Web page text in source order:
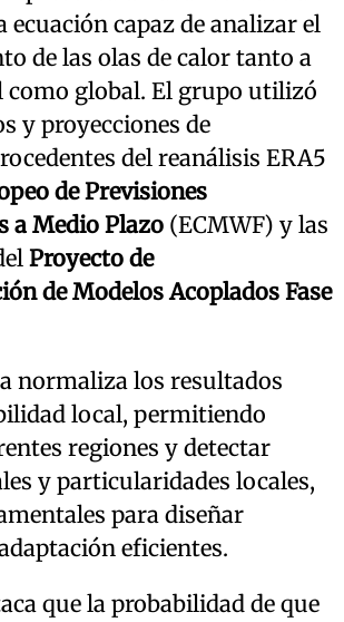
ecuación capaz de analizar el
de las olas de calor tanto a
como global. El grupo utilizó
y proyecciones de
del reanálisis ERA5
de Previsiones
a Medio Plazo (ECMWF) y las
Proyecto de
de Modelos Acoplados Fase
normaliza los resultados
local, permitiendo
regiones y detectar
y particularidades locales,
para diseñar
eficientes.
que la probabilidad de que